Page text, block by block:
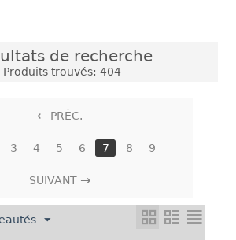
de recherche
Produits trouvés: 404
PRÉC.
3 4 5 6 7 8 9
SUIVANT